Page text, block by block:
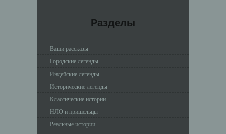
Разделы
Ваши рассказы
Городские легенды
Индейские легенды
Исторические легенды
Классические истории
НЛО и пришельцы
Реальные истории